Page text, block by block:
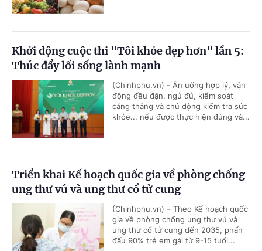
Khởi động cuộc thi "Tôi khỏe đẹp hơn" lần 5:
Thúc đẩy lối sống lành mạnh
(Chinhphu.vn) - Ăn uống hợp lý, vận
động đều đặn, ngủ đủ, kiểm soát
căng thẳng và chủ động kiểm tra sức
khỏe... nếu được thực hiện đúng và...
Triển khai Kế hoạch quốc gia về phòng chống
ung thư vú và ung thư cổ tử cung
(Chinhphu.vn) – Theo Kế hoạch quốc
gia về phòng chống ung thư vú và
ung thư cổ tử cung đến 2035, phấn
đấu 90% trẻ em gái từ 9-15 tuổi...